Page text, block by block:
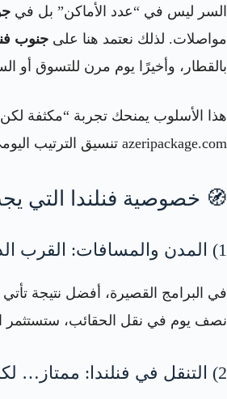
السر ليس في “عدد الأماكن” بل في
مواصلات. لذلك نعتمد هنا على جنوب
بالقطار، وأخيرًا يوم مرن للتسوق أو
هذا الأسلوب يمنحك تجربة “مكثفة لكن
azeripackage.com تنسيق الترتيب اليومي والحجوزات بما يخفف عليك القرارات المتكررة أثناء السفر.
🧭 خصوصية فنلندا التي
1) المدن والمسافات: القرب الذكي أهم من كثرة الأسماء
في البرامج القصيرة، أفضل نتيجة
نصف يوم في نقل الحقائب، ستستثمر
2) التنقل في فنلندا: ممتاز… لكن يحتاج ترتيب مسبق بسيط